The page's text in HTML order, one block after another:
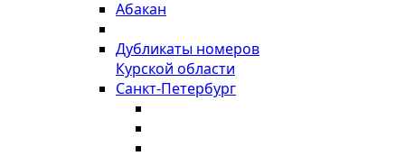
Абакан
Дубликаты номеров
Курской области
Санкт-Петербург